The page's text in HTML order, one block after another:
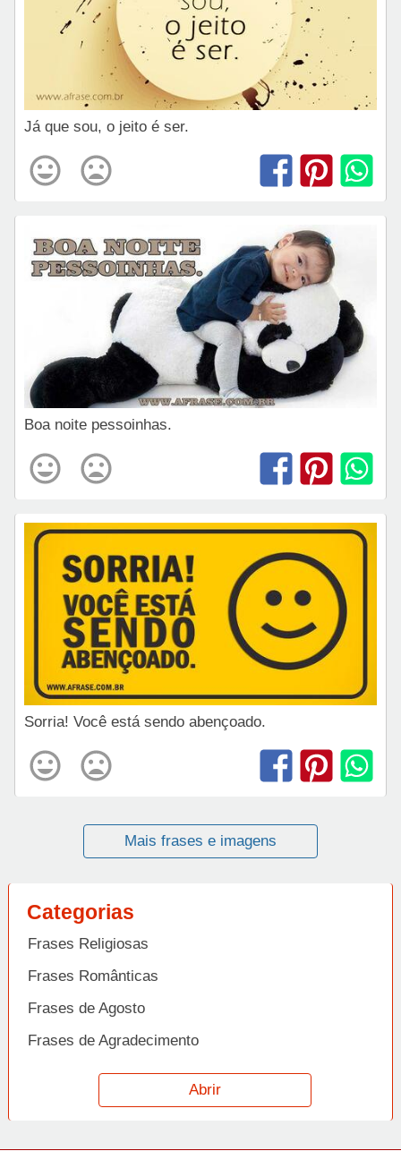
Já que sou, o jeito é ser.
Boa noite pessoinhas.
Sorria! Você está sendo abençoado.
Mais frases e imagens
Categorias
Frases Religiosas
Frases Românticas
Frases de Agosto
Frases de Agradecimento
Frases de Amizade
Frases de Amor
Abrir